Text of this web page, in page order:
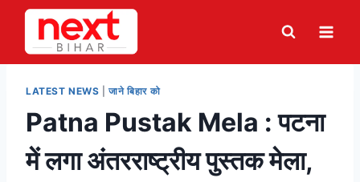
Skip
content
LATEST NEWS |जाने बिहार को
Patna Pustak Mela : पटना
में लगा अंतरराष्ट्रीय पुस्तक मेला,